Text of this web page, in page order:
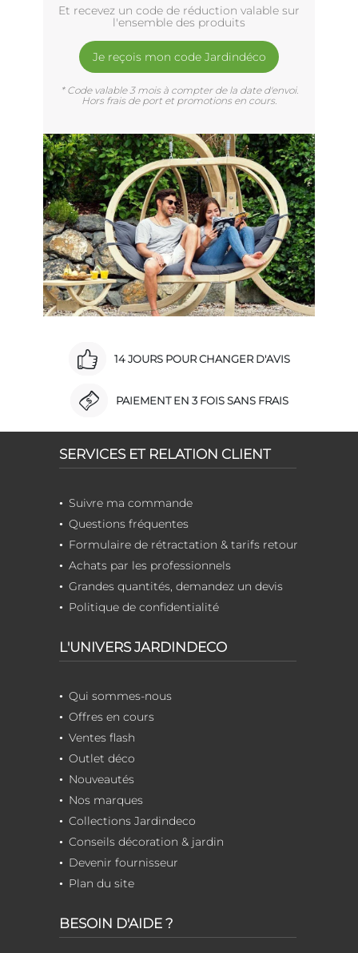
Et recevez un code de réduction valable sur
l'ensemble des produits
Je reçois mon code Jardindéco
* Code valable 3 mois à compter de la date d'envoi.
Hors frais de port et promotions en cours.
14 JOURS POUR CHANGER D'AVIS
PAIEMENT EN 3 FOIS SANS FRAIS
SERVICES ET RELATION CLIENT
Suivre ma commande
Questions fréquentes
Formulaire de rétractation & tarifs retour
Achats par les professionnels
Grandes quantités, demandez un devis
Politique de confidentialité
L'UNIVERS JARDINDECO
Qui sommes-nous
Offres en cours
Ventes flash
Outlet déco
Nouveautés
Nos marques
Collections Jardindeco
Conseils décoration & jardin
Devenir fournisseur
Plan du site
BESOIN D'AIDE ?